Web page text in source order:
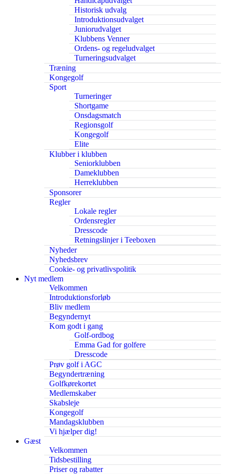
Historisk udvalg
Introduktionsudvalget
Juniorudvalget
Klubbens Venner
Ordens- og regeludvalget
Turneringsudvalget
Træning
Kongegolf
Sport
Turneringer
Shortgame
Onsdagsmatch
Regionsgolf
Kongegolf
Elite
Klubber i klubben
Seniorklubben
Dameklubben
Herreklubben
Sponsorer
Regler
Lokale regler
Ordensregler
Dresscode
Retningslinjer i Teeboxen
Nyheder
Nyhedsbrev
Cookie- og privatlivspolitik
Nyt medlem
Velkommen
Introduktionsforløb
Bliv medlem
Begyndernyt
Kom godt i gang
Golf-ordbog
Emma Gad for golfere
Dresscode
Prøv golf i AGC
Begyndertræning
Golfkørekortet
Medlemskaber
Skabsleje
Kongegolf
Mandagsklubben
Vi hjælper dig!
Gæst
Velkommen
Tidsbestilling
Priser og rabatter